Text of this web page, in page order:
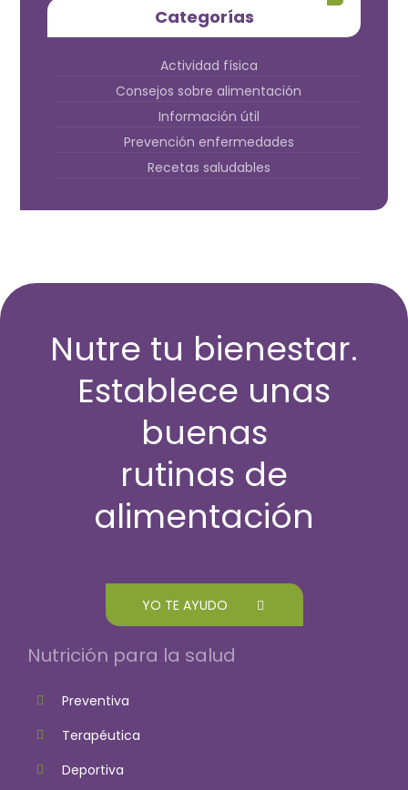
Categorías
Actividad física
Consejos sobre alimentación
Información útil
Prevención enfermedades
Recetas saludables
Nutre tu bienestar.
Establece unas
buenas
rutinas de
alimentación
YO TE AYUDO
Nutrición para la salud
Preventiva
Terapéutica
Deportiva